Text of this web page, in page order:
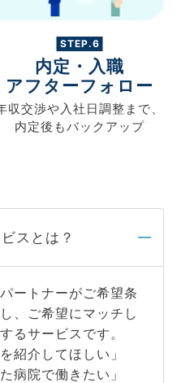
STEP.6
内定・入職
アフターフォロー
収交渉や入社日調整まで、
内定後もバックアップ
スとは？
ートナーがご希望条
、ご希望にマッチし
るサービスです。
紹介してほしい」
病院で働きたい」